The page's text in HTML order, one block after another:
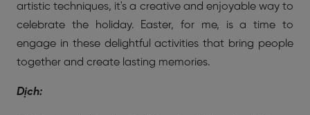
artistic techniques, it's a creative and enjoyable way to
celebrate the holiday. Easter, for me, is a time to
engage in these delightful activities that bring people
together and create lasting memories.
Dịch: